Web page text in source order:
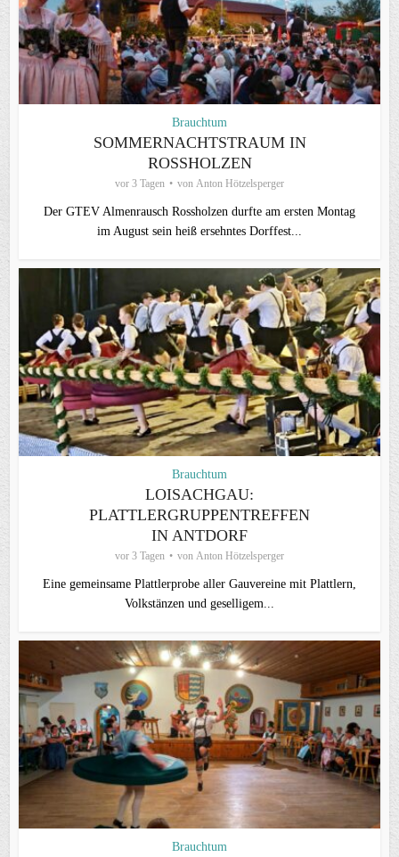
Brauchtum
SOMMERNACHTSTRAUM IN
ROSSHOLZEN
vor 3 Tagen von Anton Hötzelsperger
Der GTEV Almenrausch Rossholzen durfte am ersten Montag
im August sein heiß ersehntes Dorffest...
Brauchtum
LOISACHGAU:
PLATTLERGRUPPENTREFFEN
IN ANTDORF
vor 3 Tagen von Anton Hötzelsperger
Eine gemeinsame Plattlerprobe aller Gauvereine mit Plattlern,
Volkstänzen und geselligem...
Brauchtum